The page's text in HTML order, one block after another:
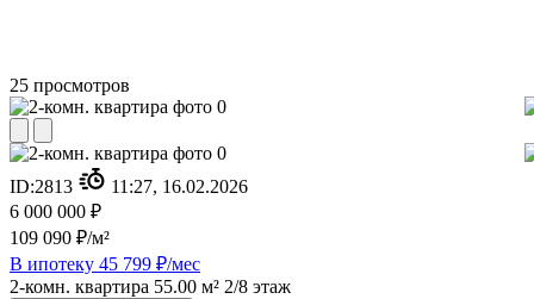
25 просмотров
ID:2813
11:27, 16.02.2026
6 000 000 ₽
109 090 ₽/м²
В ипотеку 45 799 ₽/мес
2-комн. квартира 55.00 м² 2/8 этаж